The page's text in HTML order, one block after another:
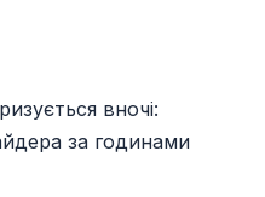
вночі:
за годинами